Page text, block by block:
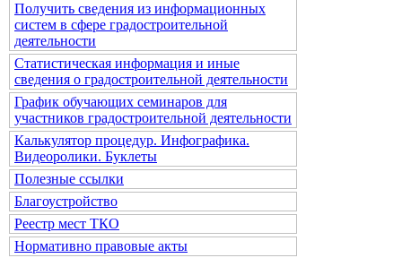
Получить сведения из информационных
систем в сфере градостроительной
деятельности
Статистическая информация и иные
сведения о градостроительной деятельности
График обучающих семинаров для
участников градостроительной деятельности
Калькулятор процедур. Инфографика.
Видеоролики. Буклеты
Полезные ссылки
Благоустройство
Реестр мест ТКО
Нормативно правовые акты